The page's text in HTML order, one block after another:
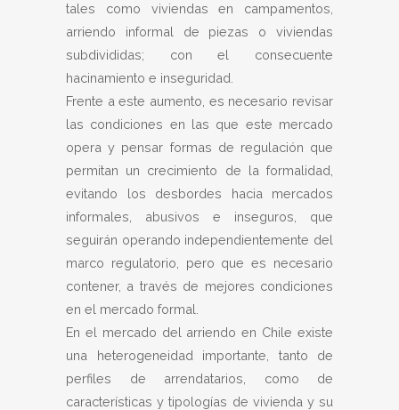
tales como viviendas en campamentos,
arriendo informal de piezas o viviendas
subdivididas; con el consecuente
hacinamiento e inseguridad.
Frente a este aumento, es necesario revisar
las condiciones en las que este mercado
opera y pensar formas de regulación que
permitan un crecimiento de la formalidad,
evitando los desbordes hacia mercados
informales, abusivos e inseguros, que
seguirán operando independientemente del
marco regulatorio, pero que es necesario
contener, a través de mejores condiciones
en el mercado formal.
En el mercado del arriendo en Chile existe
una heterogeneidad importante, tanto de
perfiles de arrendatarios, como de
características y tipologías de vivienda y su